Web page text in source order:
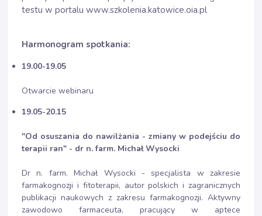
testu w portalu www.szkolenia.katowice.oia.pl
Harmonogram spotkania:
19.00-19.05
Otwarcie webinaru
19.05-20.15
"Od osuszania do nawilżania - zmiany w podejściu do
terapii ran" - dr n. farm. Michał Wysocki
Dr n. farm. Michał Wysocki - specjalista w zakresie
farmakognozji i fitoterapii, autor polskich i zagranicznych
publikacji naukowych z zakresu farmakognozji. Aktywny
zawodowo farmaceuta, pracujący w aptece